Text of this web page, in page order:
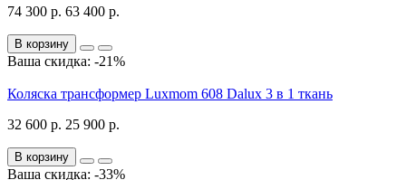
74 300 р. 63 400 р.
В корзину
Ваша скидка: -21%
Коляска трансформер Luxmom 608 Dalux 3 в 1 ткань
32 600 р. 25 900 р.
В корзину
Ваша скидка: -33%